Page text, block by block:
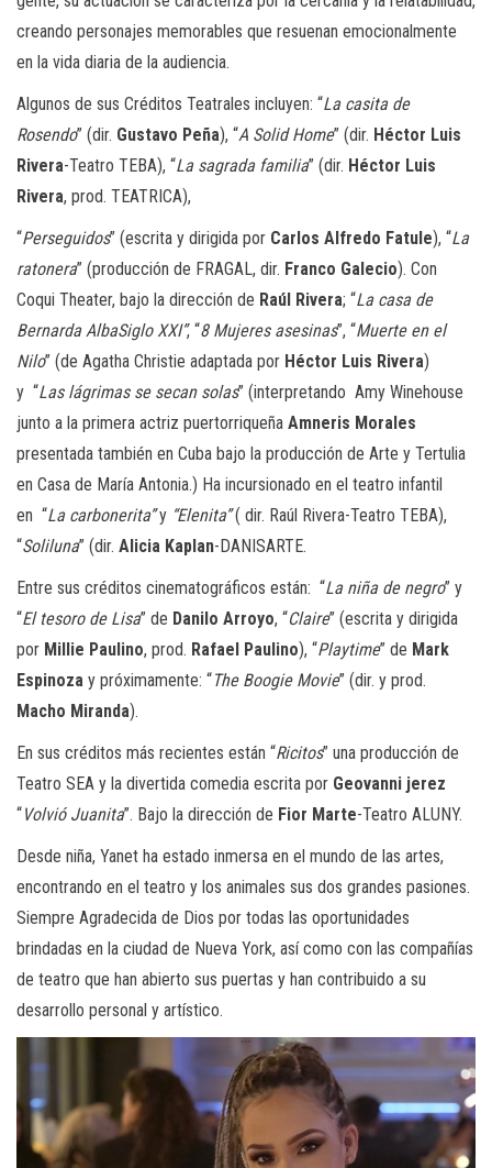
creando personajes memorables que resuenan emocionalmente
en la vida diaria de la audiencia.
Algunos de sus Créditos Teatrales incluyen: “La casita de
Rosendo” (dir. Gustavo Peña), “A Solid Home” (dir. Héctor Luis
Rivera-Teatro TEBA), “La sagrada familia” (dir. Héctor Luis
Rivera, prod. TEATRICA),
“Perseguidos” (escrita y dirigida por Carlos Alfredo Fatule), “La
ratonera” (producción de FRAGAL, dir. Franco Galecio). Con
Coqui Theater, bajo la dirección de Raúl Rivera; “La casa de
Bernarda AlbaSiglo XXI”, “8 Mujeres asesinas”, “Muerte en el
Nilo” (de Agatha Christie adaptada por Héctor Luis Rivera)
y “Las lágrimas se secan solas” (interpretando Amy Winehouse
junto a la primera actriz puertorriqueña Amneris Morales
presentada también en Cuba bajo la producción de Arte y Tertulia
en Casa de María Antonia.) Ha incursionado en el teatro infantil
en “La carbonerita”y “Elenita”( dir. Raúl Rivera-Teatro TEBA),
“Soliluna” (dir. Alicia Kaplan-DANISARTE.
Entre sus créditos cinematográficos están: “La niña de negro” y
“El tesoro de Lisa” de Danilo Arroyo, “Claire” (escrita y dirigida
por Millie Paulino, prod. Rafael Paulino), “Playtime” de Mark
Espinoza y próximamente: “The Boogie Movie” (dir. y prod.
Macho Miranda).
En sus créditos más recientes están “Ricitos” una producción de
Teatro SEA y la divertida comedia escrita por Geovanni jerez
“Volvió Juanita”. Bajo la dirección de Fior Marte-Teatro ALUNY.
Desde niña, Yanet ha estado inmersa en el mundo de las artes,
encontrando en el teatro y los animales sus dos grandes pasiones.
Siempre Agradecida de Dios por todas las oportunidades
brindadas en la ciudad de Nueva York, así como con las compañías
de teatro que han abierto sus puertas y han contribuido a su
desarrollo personal y artístico.